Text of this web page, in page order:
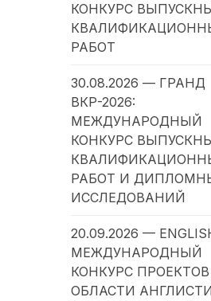
КОНКУРС
РАБОТ
30.08.2026 — ГРАНД
ВКР-2026:
МЕЖДУНАРОДНЫЙ
КОНКУРС
РАБОТ И
ИССЛЕДОВАНИЙ
20.09.2026 —
МЕЖДУНАРОДНЫЙ
КОНКУРС ПРОЕКТОВ
ОБЛАСТИ